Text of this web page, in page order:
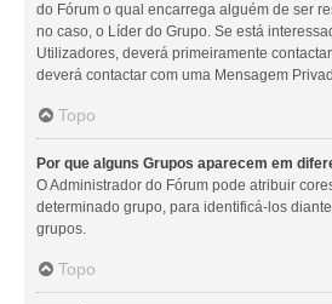
do Fórum o qual encarrega alguém de ser
no caso, o Líder do Grupo. Se está
Utilizadores, deverá primeiramente
deverá contactar com uma Mensagem
Topo
Por que alguns Grupos aparecem em
O Administrador do Fórum pode atribuir
determinado grupo, para identificá-los
grupos.
Topo